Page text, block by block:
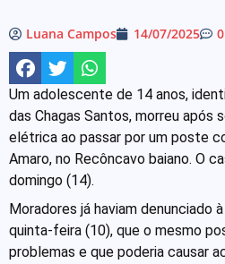
Luana Campos 14/07/2025
Um adolescente de 14 anos,
das Chagas Santos, morreu após
elétrica ao passar por um poste
Amaro, no Recôncavo baiano. O
domingo (14).
Moradores já haviam denunciado
quinta-feira (10), que o mesmo
problemas e que poderia causar